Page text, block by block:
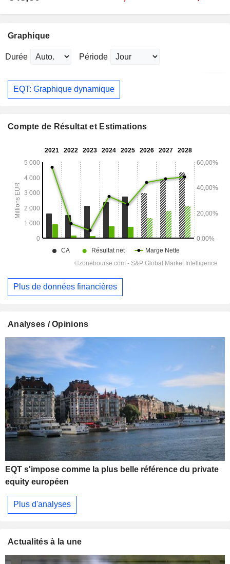
Graphique
Durée Période
EQT: Graphique dynamique
Compte de Résultat et Estimations
Plus de données financières
Analyses / Opinions
EQT s'impose comme la plus belle référence du private
equity européen
Plus d'analyses
Actualités à la une